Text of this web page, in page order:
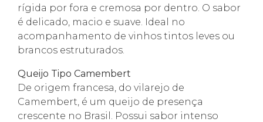
rígida por fora e cremosa por dentro. O sabor
é delicado, macio e suave. Ideal no
acompanhamento de vinhos tintos leves ou
brancos estruturados.
Queijo Tipo Camembert
De origem francesa, do vilarejo de
Camembert, é um queijo de presença
crescente no Brasil. Possui sabor intenso